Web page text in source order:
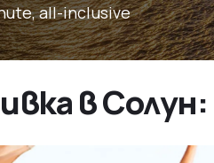
all-inclusive
в